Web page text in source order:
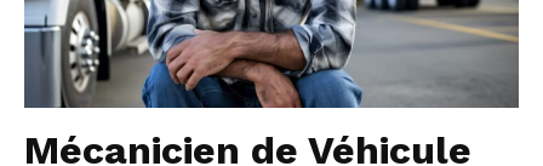
Mécanicien de Véhicule